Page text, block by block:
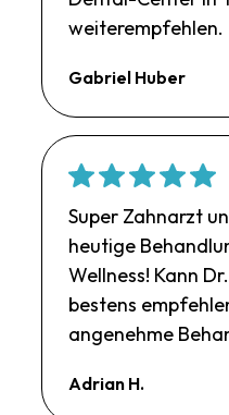
weiterempfehlen.
Gabriel Huber
Super Zahnarzt
heutige
Wellness! Kann
bestens
angenehme
Adrian H.